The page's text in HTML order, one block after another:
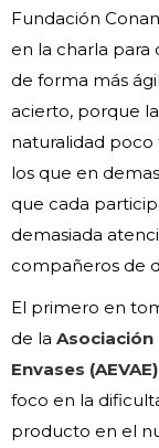
Fundación
en la charla para
de forma más
acierto, porque
naturalidad
los que en
que cada
demasiada
compañeros de
El primero en
de la Asociación
Envases (AEVAE)
foco en la
producto en el